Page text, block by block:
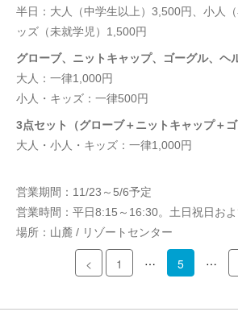
半日：大人（中学生以上）3,500円、小人
ッズ（未就学児）1,500円
グローブ、ニットキャップ、ゴーグル、ヘ
大人：一律1,000円
小人・キッズ：一律500円
3点セット（グローブ＋ニットキャップ＋ゴ
大人・小人・キッズ：一律1,000円
営業期間：11/23～5/6予定
営業時間：平日8:15～16:30。土日祝日お
場所：山麓 / リゾートセンター
< 1 … 5 …